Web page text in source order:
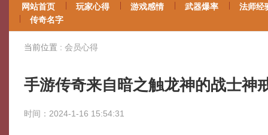
网站首页 玩家心得 游戏感情 武器爆率
法师经
传奇名字
当前位置 : 会员心得
手游传奇来自暗之触龙神的战士神
时间：2024-1-16 15:54:31